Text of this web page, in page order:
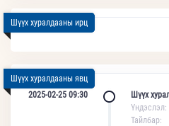
Шүүх хуралдааны ирц
Шүүх хуралдааны явц
2025-02-25 09:30
Шүүх
Үндэслэл:
Тайлбар: